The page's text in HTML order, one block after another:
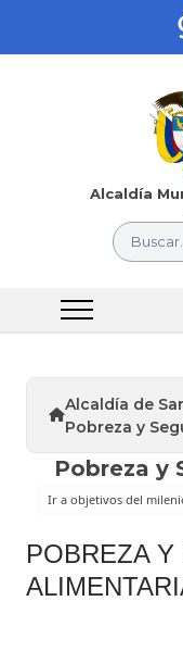
Alcaldía
Buscar...
Alcaldía de
Pobreza y
Pobreza y
POBREZA